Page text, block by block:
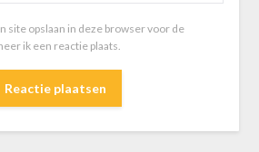
site opslaan in deze browser voor de
ik een reactie plaats.